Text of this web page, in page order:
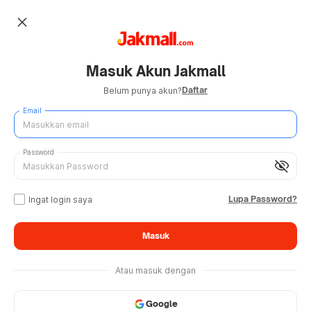
close
Masuk Akun Jakmall
Belum punya akun?Daftar
Email
visibility_off
Password
Ingat login saya Lupa Password?
Masuk
Atau masuk dengan
Google